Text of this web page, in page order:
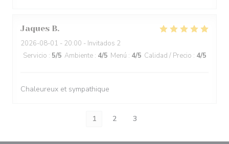
Jaques B
2026-08-01 - 20:00 - Invitados 2
Servicio : 5/5 Ambiente : 4/5 Menú : 4/5 Calidad / Precio : 4/5
Chaleureux et sympathique
1 2 3